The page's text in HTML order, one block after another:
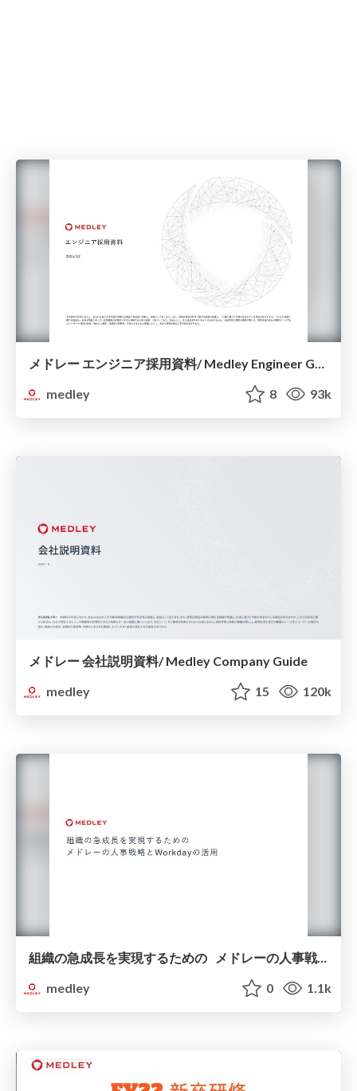
メドレー エンジニア採用資料/ Medley Engineer Guide
medley
8 93k
メドレー 会社説明資料/ Medley Company Guide
medley
15 120k
組織の急成長を実現するための メドレーの人事戦略と Workday の活用
medley
0 1.1k